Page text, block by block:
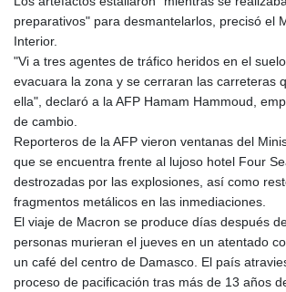
preparativos" para desmantelarlos, precisó el
Interior.
"Vi a tres agentes de tráfico heridos en el
evacuara la zona y se cerraran las carreteras
ella", declaró a la AFP Hamam Hammoud,
de cambio.
Reporteros de la AFP vieron ventanas del
que se encuentra frente al lujoso hotel Four
destrozadas por las explosiones, así como
fragmentos metálicos en las inmediaciones.
El viaje de Macron se produce días después
personas murieran el jueves en un atentado
un café del centro de Damasco. El país
proceso de pacificación tras más de 13 años